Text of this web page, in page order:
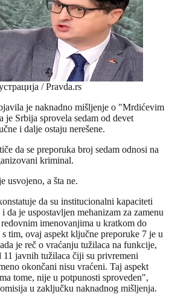
/ Pravda.rs
je naknadno mišljenje o "Mrdićevim
je Srbija sprovela sedam od devet
i dalje ostaju nerešene.
da se preporuka broj sedam odnosi na
kriminal.
usvojeno, a šta ne.
da su institucionalni kapaciteti
da je uspostavljen mehanizam za zamenu
imenovanjima u kratkom do
tim, ovaj aspekt ključne preporuke 7 je u
je reč o vraćanju tužilaca na funkcije,
11 javnih tužilaca čiji su privremeni
okončani nisu vraćeni. Taj aspekt
tome, nije u potpunosti sproveden",
u zaključku naknadnog mišljenja.